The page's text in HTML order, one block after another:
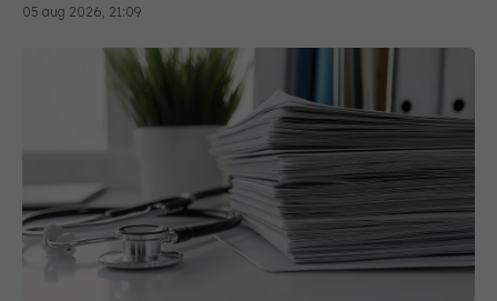
05 aug 2026, 21:09